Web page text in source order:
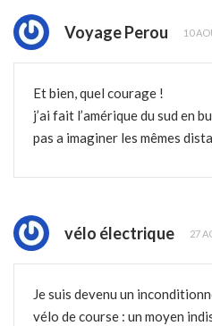
Voyage Perou 10
Et bien, quel courage !
j’ai fait l’amérique du sud en
pas a imaginer les mêmes
vélo électrique 27
Je suis devenu un
vélo de course : un moyen